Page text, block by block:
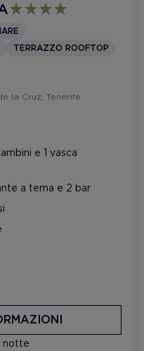
TERRAZZO ROOFTOP
la Cruz, Tenerife
e 1 vasca
a tema e 2 bar
notte